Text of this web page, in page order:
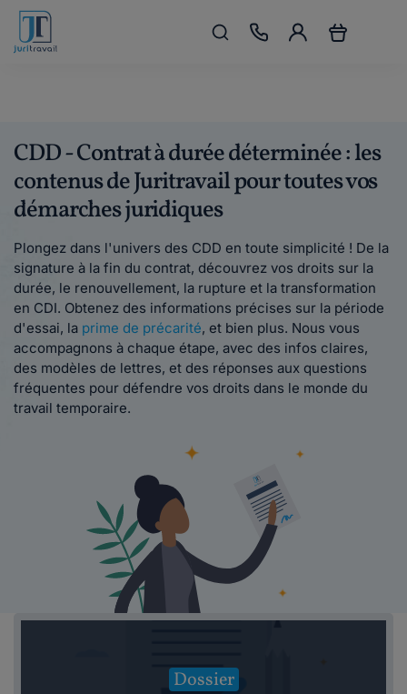
CDD - Contrat à durée déterminée : les
contenus de Juritravail pour toutes vos
démarches juridiques
Plongez dans l'univers des CDD en toute simplicité ! De la
signature à la fin du contrat, découvrez vos droits sur la
durée, le renouvellement, la rupture et la transformation
en CDI. Obtenez des informations précises sur la période
d'essai, la prime de précarité, et bien plus. Nous vous
accompagnons à chaque étape, avec des infos claires,
des modèles de lettres, et des réponses aux questions
fréquentes pour défendre vos droits dans le monde du
travail temporaire.
Dossier